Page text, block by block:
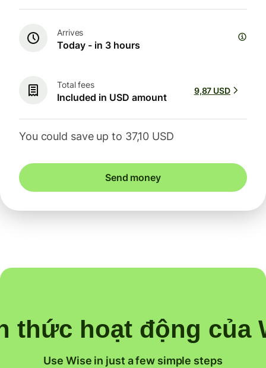
Arrives
Today - in 3 hours
Total fees
Included in USD amount
9,87 USD
You could save up to 37,10 USD
Send money
thức hoạt động của
Use Wise in just a few simple steps